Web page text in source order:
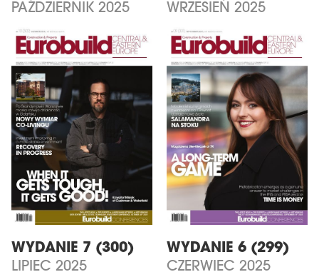
PAŹDZIERNIK 2025
WRZESIEŃ 2025
WYDANIE 7 (300)
LIPIEC 2025
WYDANIE 6 (299)
CZERWIEC 2025